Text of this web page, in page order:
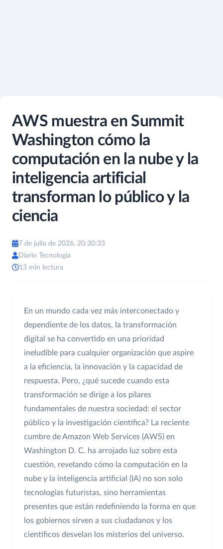
AWS muestra en Summit
Washington cómo la
computación en la nube y la
inteligencia artificial
transforman lo público y la
ciencia
7 de julio de 2026, 20:30:33
Diario Tecnología
13 min lectura
En un mundo cada vez más interconectado y
dependiente de los datos, la transformación
digital se ha convertido en una prioridad
ineludible para cualquier organización que aspire
a la eficiencia, la innovación y la capacidad de
respuesta. Pero, ¿qué sucede cuando esta
transformación se dirige a los pilares
fundamentales de nuestra sociedad: el sector
público y la investigación científica? La reciente
cumbre de Amazon Web Services (AWS) en
Washington D. C. ha arrojado luz sobre esta
cuestión, revelando cómo la computación en la
nube y la inteligencia artificial (IA) no son solo
tecnologías futuristas, sino herramientas
presentes que están redefiniendo la forma en que
los gobiernos sirven a sus ciudadanos y los
científicos desvelan los misterios del universo.